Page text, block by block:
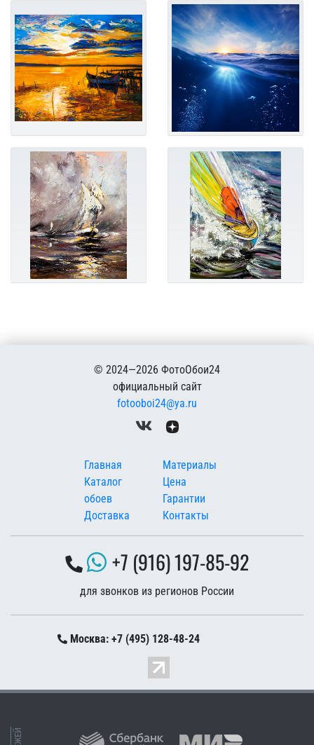
© 2024—2026 ФотоОбои24
официальный сайт
fotooboi24@ya.ru
Меню в подвале
Главная
Каталог
обоев
Доставка
Материалы
Цена
Гарантии
Контакты
+7 (916) 197-85-92
для звонков из регионов России
Москва: +7 (495) 128-48-24